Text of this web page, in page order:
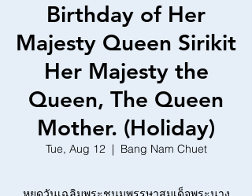
Birthday of Her
Majesty Queen Sirikit
Her Majesty the
Queen, The Queen
Mother. (Holiday)
Tue, Aug 12
  |
Bang Nam Chuet